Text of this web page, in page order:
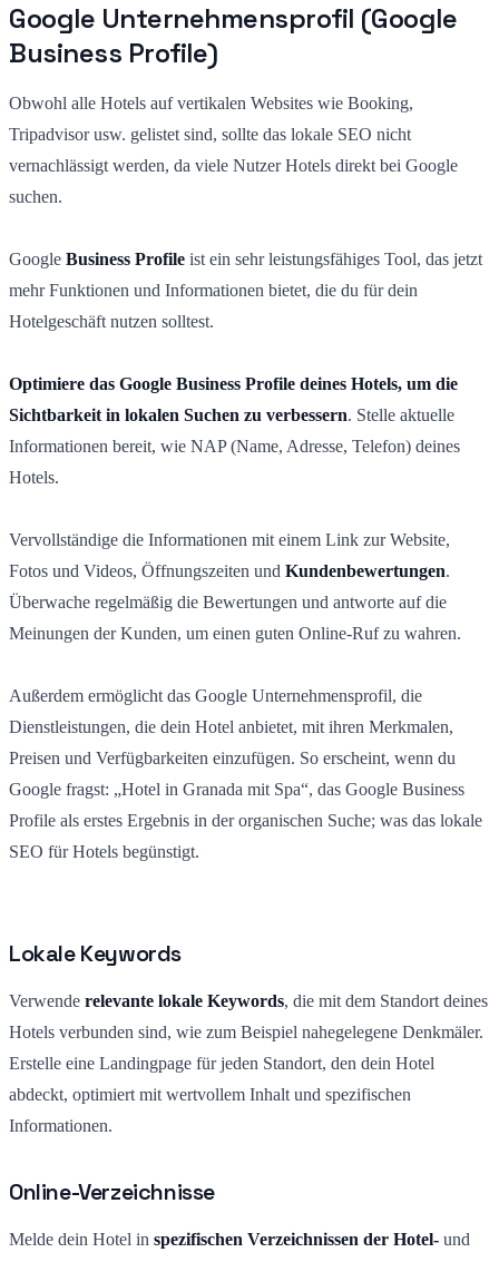
Google Unternehmensprofil (Google
Business Profile)
Obwohl alle Hotels auf vertikalen Websites wie Booking,
Tripadvisor usw. gelistet sind, sollte das lokale SEO nicht
vernachlässigt werden, da viele Nutzer Hotels direkt bei Google
suchen.
Google Business Profile ist ein sehr leistungsfähiges Tool, das jetzt
mehr Funktionen und Informationen bietet, die du für dein
Hotelgeschäft nutzen solltest.
Optimiere das Google Business Profile deines Hotels, um die
Sichtbarkeit in lokalen Suchen zu verbessern. Stelle aktuelle
Informationen bereit, wie NAP (Name, Adresse, Telefon) deines
Hotels.
Vervollständige die Informationen mit einem Link zur Website,
Fotos und Videos, Öffnungszeiten und Kundenbewertungen.
Überwache regelmäßig die Bewertungen und antworte auf die
Meinungen der Kunden, um einen guten Online-Ruf zu wahren.
Außerdem ermöglicht das Google Unternehmensprofil, die
Dienstleistungen, die dein Hotel anbietet, mit ihren Merkmalen,
Preisen und Verfügbarkeiten einzufügen. So erscheint, wenn du
Google fragst: „Hotel in Granada mit Spa“, das Google Business
Profile als erstes Ergebnis in der organischen Suche; was das lokale
SEO für Hotels begünstigt.
Lokale Keywords
Verwende relevante lokale Keywords, die mit dem Standort deines
Hotels verbunden sind, wie zum Beispiel nahegelegene Denkmäler.
Erstelle eine Landingpage für jeden Standort, den dein Hotel
abdeckt, optimiert mit wertvollem Inhalt und spezifischen
Informationen.
Online-Verzeichnisse
Melde dein Hotel in spezifischen Verzeichnissen der Hotel- und